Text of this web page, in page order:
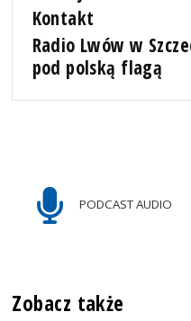
Kontakt
Radio Lwów w
pod polską flagą
PODCAST AUDIO
Zobacz także